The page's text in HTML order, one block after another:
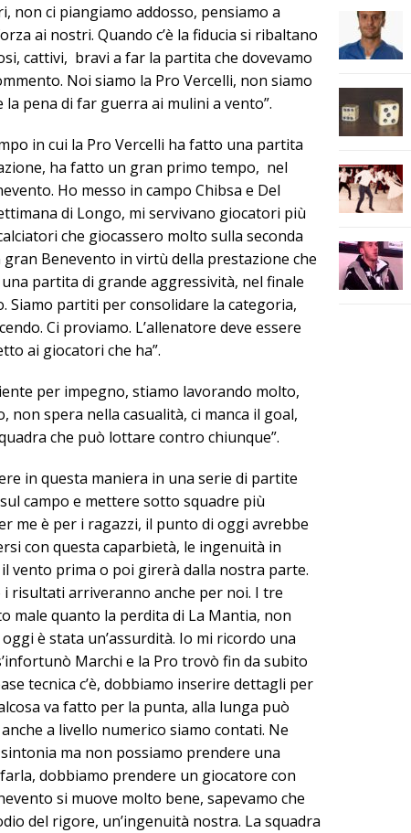
non ci piangiamo addosso, pensiamo a
ai nostri. Quando c’è la fiducia si ribaltano
cattivi, bravi a far la partita che dovevamo
Noi siamo la Pro Vercelli, non siamo
pena di far guerra ai mulini a vento”.
in cui la Pro Vercelli ha fatto una partita
ha fatto un gran primo tempo, nel
Ho messo in campo Chibsa e Del
di Longo, mi servivano giocatori più
che giocassero molto sulla seconda
Benevento in virtù della prestazione che
partita di grande aggressività, nel finale
partiti per consolidare la categoria,
Ci proviamo. L’allenatore deve essere
ai giocatori che ha”.
per impegno, stiamo lavorando molto,
non spera nella casualità, ci manca il goal,
che può lottare contro chiunque”.
in questa maniera in una serie di partite
campo e mettere sotto squadre più
me è per i ragazzi, il punto di oggi avrebbe
con questa caparbietà, le ingenuità in
vento prima o poi girerà dalla nostra parte.
risultati arriveranno anche per noi. I tre
male quanto la perdita di La Mantia, non
è stata un’assurdità. Io mi ricordo una
Marchi e la Pro trovò fin da subito
tecnica c’è, dobbiamo inserire dettagli per
va fatto per la punta, alla lunga può
a livello numerico siamo contati. Ne
ma non possiamo prendere una
dobbiamo prendere un giocatore con
si muove molto bene, sapevamo che
del rigore, un’ingenuità nostra. La squadra